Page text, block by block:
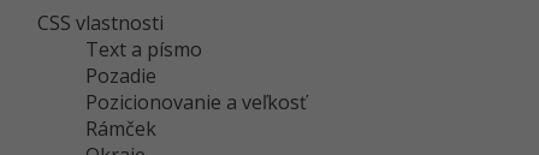
Céčko -80%
VB.NET
MS Office
Google Dokumenty
Time management
Adobe After Effects
Blender -80%
Inkscape
CSS vlastnosti
Text a písmo
Pozadie
Pozicionovanie a veľkosť
Rámček